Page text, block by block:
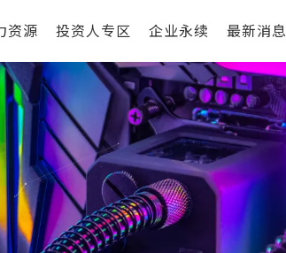
资源 投资人专区 企业永续 最新消息